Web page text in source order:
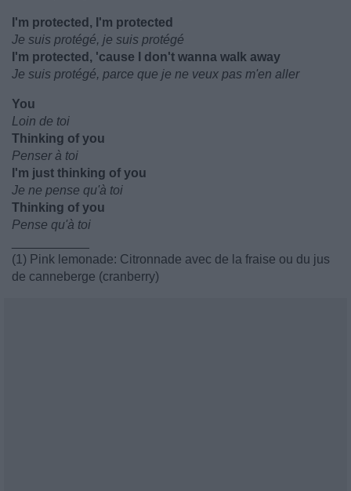
I'm protected, I'm protected
Je suis protégé, je suis protégé
I'm protected, 'cause I don't wanna walk away
Je suis protégé, parce que je ne veux pas m'en aller
You
Loin de toi
Thinking of you
Penser à toi
I'm just thinking of you
Je ne pense qu'à toi
Thinking of you
Pense qu'à toi
(1) Pink lemonade: Citronnade avec de la fraise ou du jus
de canneberge (cranberry)